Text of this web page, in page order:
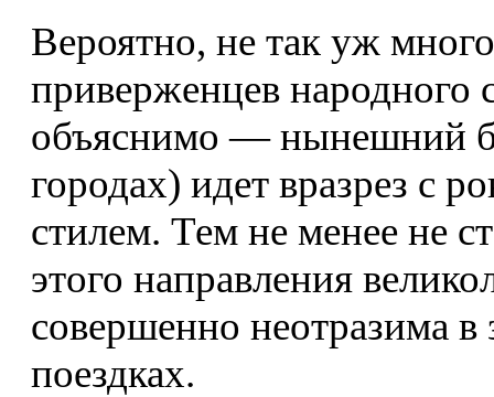
Вероятно, не так уж
приверженцев народного
объяснимо — нынешний
городах) идет вразрез с
стилем. Тем не менее не
этого направления
совершенно неотразима
поездках.